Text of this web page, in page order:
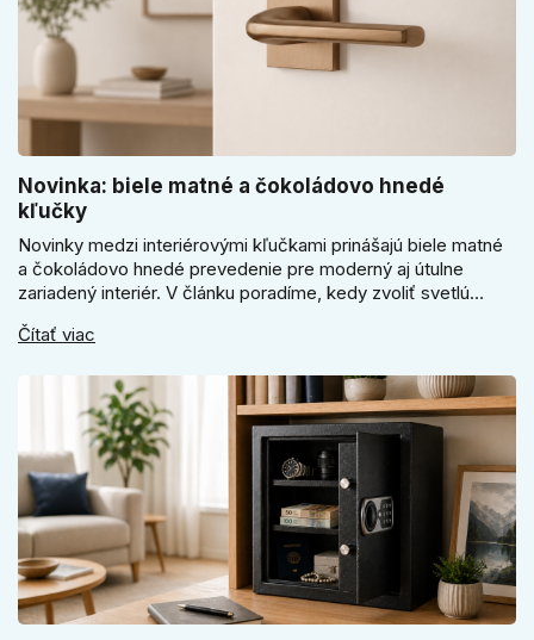
Novinka: biele matné a čokoládovo hnedé
kľučky
Novinky medzi interiérovými kľučkami prinášajú biele matné
a čokoládovo hnedé prevedenie pre moderný aj útulne
zariadený interiér. V článku poradíme, kedy zvoliť svetlú
ako vyberať medzi okrúhlym a štvorcovým štítom. Nové
Čítať viac